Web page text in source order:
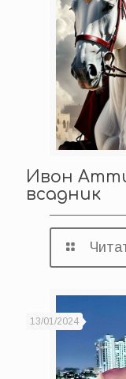
Ивон
всадник
13/01/2024